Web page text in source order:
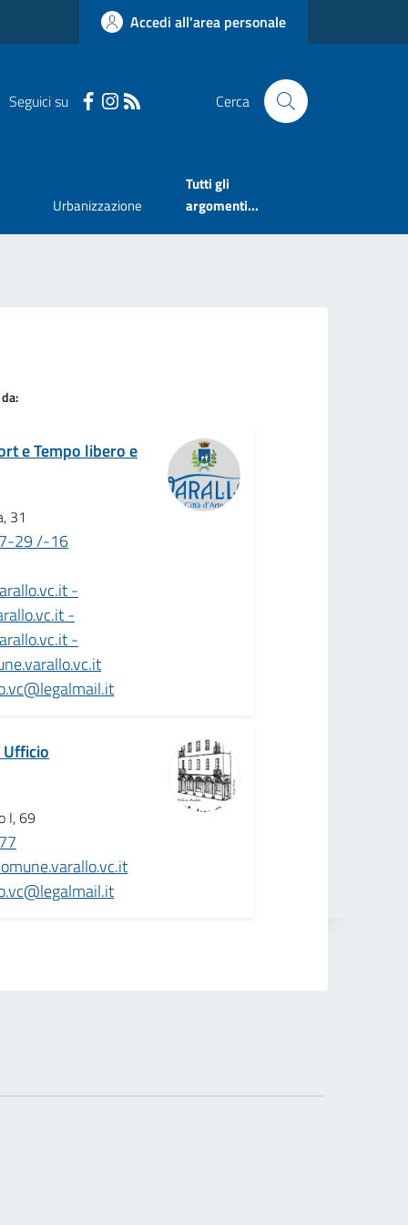
Accedi all'area personale
Seguici su Cerca
Urbanizzazione
Tutti gli
argomenti...
e Tempo libero e
31
29 /-16
-
-
-
I, 69